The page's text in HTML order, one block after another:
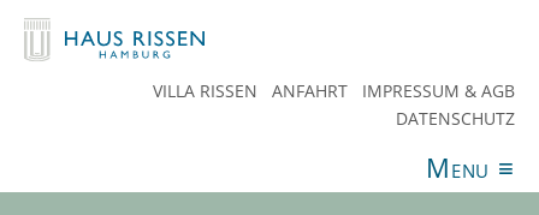
VILLA RISSEN ANFAHRT
IMPRESSUM & AGB
DATENSCHUTZ
Menu ≡
ANGEBOTE VERANSTALTUNGEN
AKTUELLES